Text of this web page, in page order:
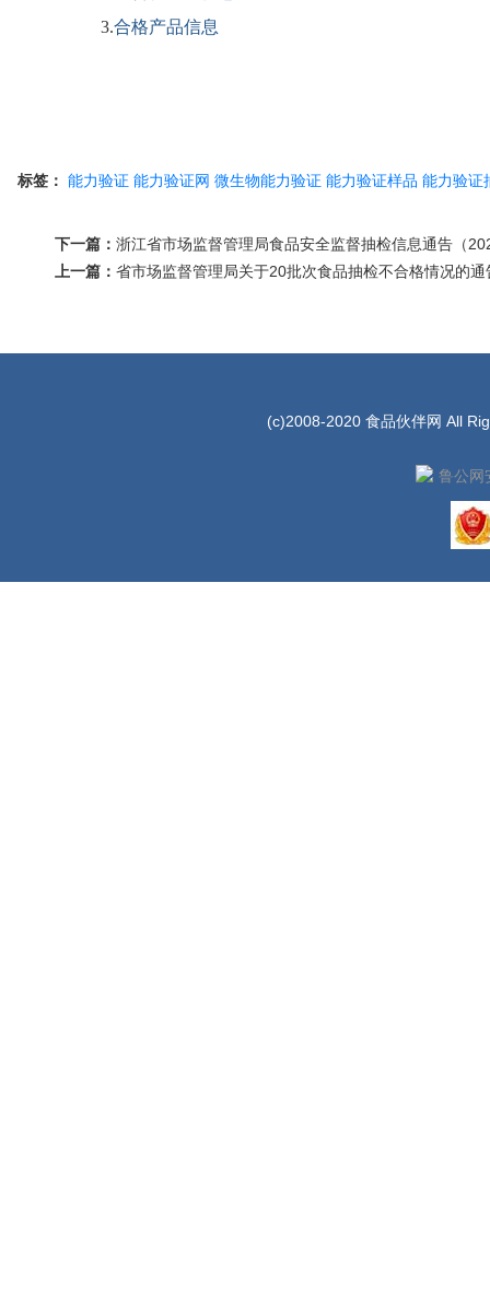
3.合格产品信息
标签： 能力验证 能力验证网 微生物能力验证 能力验证样品 能力验证
下一篇： 浙江省市场监督管理局食品安全监督抽检信息通告（
上一篇： 省市场监督管理局关于20批次食品抽检不合格情况的
(c)2008-2020 食品伙伴网 All
鲁公网